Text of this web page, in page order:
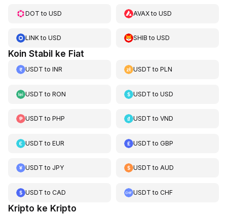
DOT to USD AVAXtoUSD
LINKto USD SHIB toUSD
Koin Stabil ke Fiat
USDT to INR USDT toPLN
USDT to RON USDT toUSD
USDT to PHP USDT toVND
USDT to EUR USDT toGBP
USDT to JPY USDT toAUD
USDT to CAD USDT toCHF
Kripto ke Kripto